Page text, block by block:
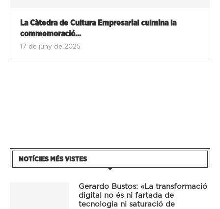
La Càtedra de Cultura Empresarial culmina la
commemoració...
17 de juny de 2025
NOTÍCIES MÉS VISTES
Gerardo Bustos: «La transformació
digital no és ni fartada de
tecnologia ni saturació de